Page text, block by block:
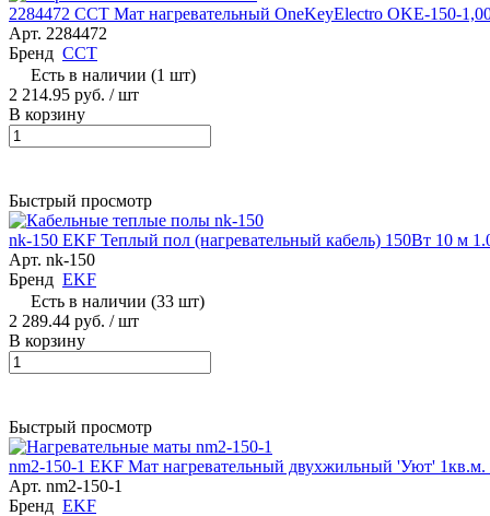
2284472 ССТ Мат нагревательный OneKeyElectro OKE-150-
Арт. 2284472
Бренд ССТ
Есть в наличии (1 шт)
2 214.95 руб. / шт
В корзину
Быстрый просмотр
nk-150 EKF Теплый пол (нагревательный кабель) 150Вт 10 м
Арт. nk-150
Бренд EKF
Есть в наличии (33 шт)
2 289.44 руб. / шт
В корзину
Быстрый просмотр
nm2-150-1 EKF Мат нагревательный двухжильный 'Уют' 1кв.м.
Арт. nm2-150-1
Бренд EKF